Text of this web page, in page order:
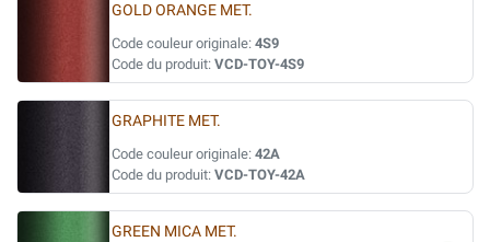
GOLD ORANGE MET.
Code couleur originale: 4S9
Code du produit: VCD-TOY-4S9
GRAPHITE MET.
Code couleur originale: 42A
Code du produit: VCD-TOY-42A
GREEN MICA MET.